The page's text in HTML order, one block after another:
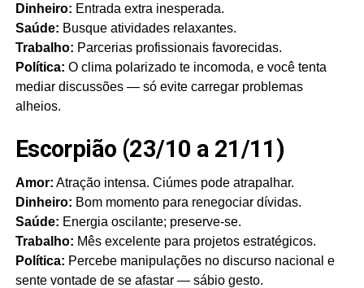
Dinheiro: Entrada extra inesperada.
Saúde: Busque atividades relaxantes.
Trabalho: Parcerias profissionais favorecidas.
Política: O clima polarizado te incomoda, e você tenta
mediar discussões — só evite carregar problemas
alheios.
Escorpião (23/10 a 21/11)
Amor: Atração intensa. Ciúmes pode atrapalhar.
Dinheiro: Bom momento para renegociar dívidas.
Saúde: Energia oscilante; preserve-se.
Trabalho: Mês excelente para projetos estratégicos.
Política: Percebe manipulações no discurso nacional e
sente vontade de se afastar — sábio gesto.